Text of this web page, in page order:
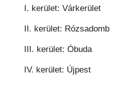
I. kerület: Várkerület
II. kerület: Rózsadomb
III. kerület: Óbuda
IV. kerület: Újpest